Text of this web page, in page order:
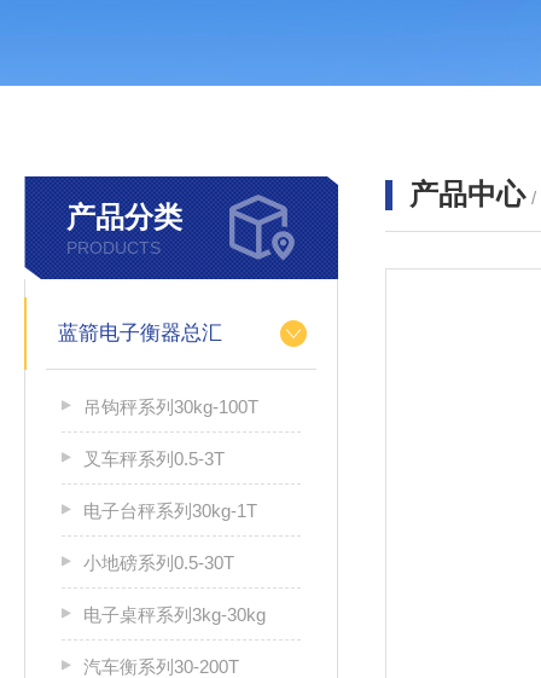
产品分类
PRODUCTS
蓝箭电子衡器总汇
吊钩秤系列30kg-100T
叉车秤系列0.5-3T
电子台秤系列30kg-1T
小地磅系列0.5-30T
电子桌秤系列3kg-30kg
汽车衡系列30-200T
产品中心 /